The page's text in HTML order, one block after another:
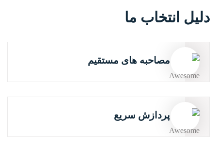
دلیل انتخاب ما
مصاحبه های مستقیم
پردازش سریع